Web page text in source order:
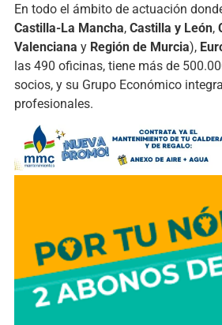
En todo el ámbito de actuación
Castilla-La Mancha, Castilla y León,
Valenciana y Región de Murcia),
las 490 oficinas, tiene más de
socios, y su Grupo Económico
profesionales.